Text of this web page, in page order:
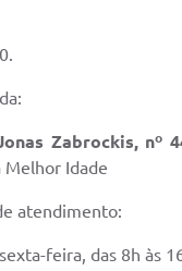
Zabrockis, nº
Melhor Idade
atendimento:
feira, das 8h às